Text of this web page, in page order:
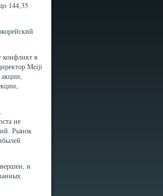
144,35
конфликт в
Meiji
акции,
не
Рынок
и